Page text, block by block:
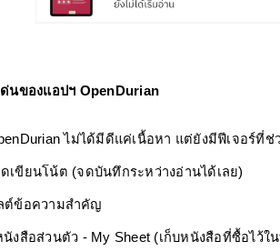
ด่นของแอปฯ OpenDurian
ไม่ได้มีดีแค่เนื้อหา แต่ยังมีฟีเจอร์ที่
เขียนโน้ต (จดบันทึกระหว่างอ่านได้เลย)
ต์ข้อความสำคัญ
งสือส่วนตัว - My Sheet (เก็บหนังสือที่ซื้อไว้ใ